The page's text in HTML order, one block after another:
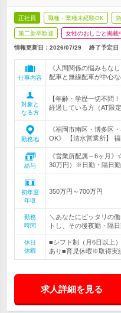
正社員 職種・業種未経験OK
第二新卒歓迎 女性のおしごと掲載
情報更新日：2026/07/29 終了予定日
仕事内容
《人間関係の悩みもな
配車と無線配車が中心
対象と
なる方
【年齢・学歴一切不問
経過している方（AT限
勤務地
《福岡市南区・博多区
OK》 【清水営業所】
給与
《営業所配属～6ヶ月
30万円）※日勤・隔日
初年度
年収
350万円～700万円
勤務
時間
＼あなたにピッタリの
トし、その後夜勤・隔
休日
休暇
■シフト制（月6日以上
あり■育児休暇※取得実
求人詳細を見る